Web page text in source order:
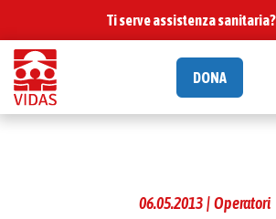
Ti serve assistenza sanitaria?
DONA
06.05.2013 | Operatori